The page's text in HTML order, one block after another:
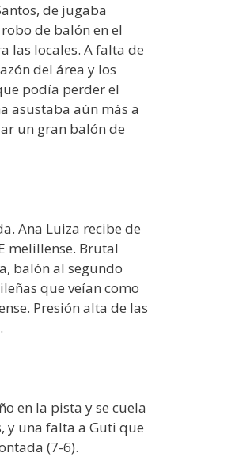
de jugaba
de balón en el
las locales. A falta de
del área y los
podía perder el
asustaba aún más a
un gran balón de
Ana Luiza recibe de
melillense. Brutal
balón al segundo
que veían como
Presión alta de las
en la pista y se cuela
y una falta a Guti que
(7-6).